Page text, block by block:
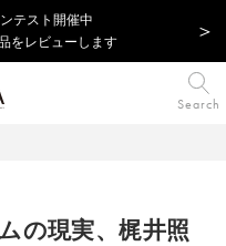
テスト開催中
をレビューします
Search
の現実、梶井照